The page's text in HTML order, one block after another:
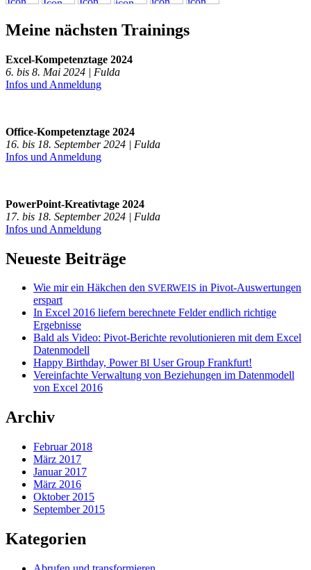
Meine nächsten Trainings
Excel-Kompetenztage 2024
6. bis 8. Mai 2024 | Fulda
Infos und Anmeldung
Office-Kompetenztage 2024
16. bis 18. September 2024 | Fulda
Infos und Anmeldung
PowerPoint-Kreativtage 2024
17. bis 18. September 2024 | Fulda
Infos und Anmeldung
Neueste Beiträge
Wie mir ein Häkchen den SVERWEIS in Pivot-Auswertungen
erspart
In Excel 2016 liefern berechnete Felder endlich richtige
Ergebnisse
Bald als Video: Pivot-Berichte revolutionieren mit dem Excel
Datenmodell
Happy Birthday, PowerBI User Group Frankfurt!
Vereinfachte Verwaltung von Beziehungen im Datenmodell
von Excel 2016
Archiv
Februar 2018
März 2017
Januar 2017
März 2016
Oktober 2015
September 2015
Kategorien